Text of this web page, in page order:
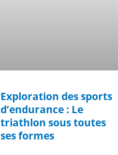
Exploration des sports
d’endurance : Le
triathlon sous toutes
ses formes